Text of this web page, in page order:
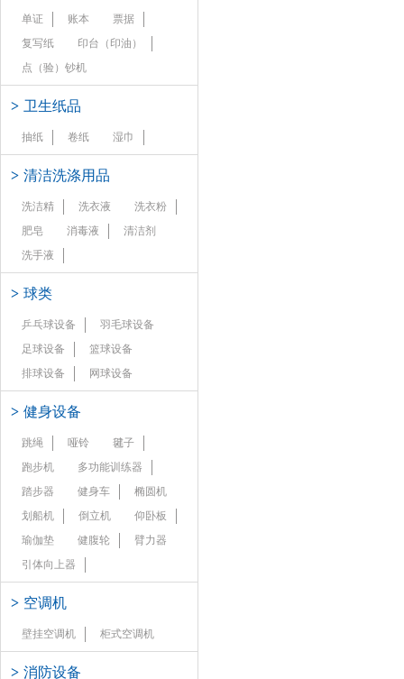
单证 账本
票据
复写纸
印台（印油）
点（验）钞机
> 卫生纸品
抽纸 卷纸 湿巾
> 清洁洗涤用品
洗洁精 洗衣液
洗衣粉
肥皂
消毒液
清洁剂
洗手液
> 球类
乒乓球设备
羽毛球设备
足球设备
篮球设备
排球设备
网球设备
> 健身设备
跳绳 哑铃
毽子
跑步机
多功能训练器
踏步器
健身车
椭圆机
划船机
倒立机
仰卧板
瑜伽垫
健腹轮
臂力器
引体向上器
> 空调机
壁挂空调机 柜式空调机
> 消防设备